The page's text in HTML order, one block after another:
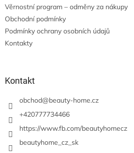
Věrnostní program – odměny za nákupy
Obchodní podmínky
Podmínky ochrany osobních údajů
Kontakty
Kontakt
obchod@beauty-home.cz
+420777734466
https://www.fb.com/beautyhomecz
beautyhome_cz_sk